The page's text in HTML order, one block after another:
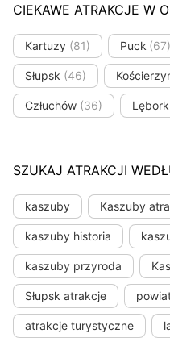
CIEKAWE ATRAKCJE W
Kartuzy (81) Puck (67)
Słupsk (46)
Człuchów (36) Lębork
SZUKAJ ATRAKCJI
kaszuby Kaszuby
kaszuby historia
kaszuby przyroda
Słupsk atrakcje
atrakcje turystyczne